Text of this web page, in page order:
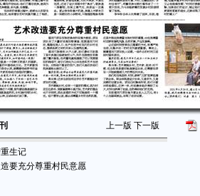
上一版 下一版
生记
要充分尊重村民意愿